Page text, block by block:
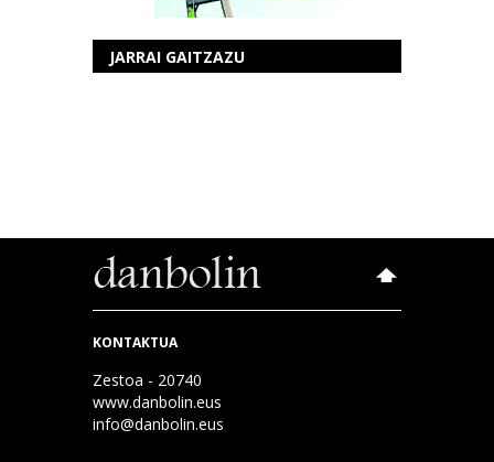
JARRAI GAITZAZU
KONTAKTUA
Zestoa - 20740
www.danbolin.eus
info@danbolin.eus